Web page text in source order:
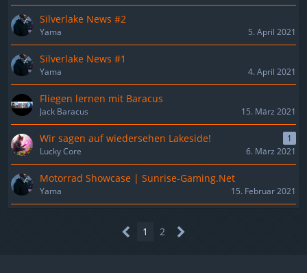
Silverlake News #2
Yama 5. April 2021
Silverlake News #1
Yama 4. April 2021
Fliegen lernen mit Baracus
Jack Baracus 15. März 2021
Wir sagen auf wiedersehen Lakeside!
1
Lucky Core
6. März 2021
Motorrad Showcase | Sunrise-Gaming.Net
Yama 15. Februar 2021
1 2